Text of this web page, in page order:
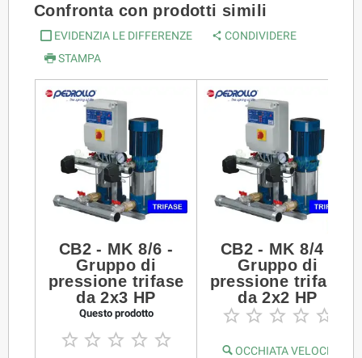
Confronta con prodotti simili
EVIDENZIA LE DIFFERENZE
CONDIVIDERE
STAMPA
CB2 - MK 8/6 -
Gruppo di
pressione trifase
da 2x3 HP
Questo prodotto
    
CB2 - MK 8/4 -
Gruppo di
pressione trifase
da 2x2 HP
    
OCCHIATA VELOCE